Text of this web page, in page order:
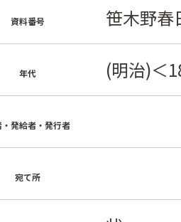
資料番号 笹木野春
年代 (明治)＜
・発給者・発行者
宛て所